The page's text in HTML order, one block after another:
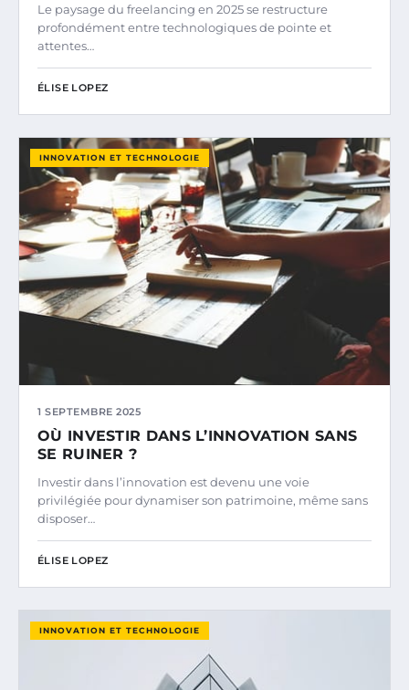
Le paysage du freelancing en 2025 se restructure
profondément entre technologiques de pointe et
attentes…
ÉLISE LOPEZ
INNOVATION ET TECHNOLOGIE
1 SEPTEMBRE 2025
OÙ INVESTIR DANS L’INNOVATION SANS
SE RUINER ?
Investir dans l’innovation est devenu une voie
privilégiée pour dynamiser son patrimoine, même sans
disposer…
ÉLISE LOPEZ
INNOVATION ET TECHNOLOGIE